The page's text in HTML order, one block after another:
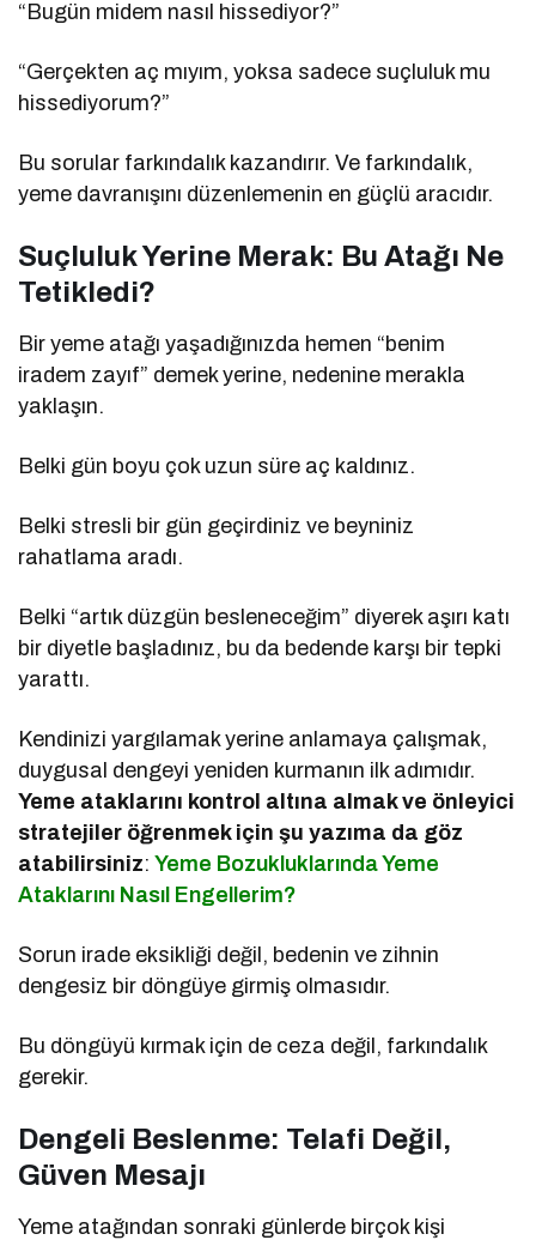
“Bugün midem nasıl hissediyor?”
“Gerçekten aç mıyım, yoksa sadece suçluluk mu
hissediyorum?”
Bu sorular farkındalık kazandırır. Ve farkındalık,
yeme davranışını düzenlemenin en güçlü aracıdır.
Suçluluk Yerine Merak: Bu Atağı Ne
Tetikledi?
Bir yeme atağı yaşadığınızda hemen “benim
iradem zayıf” demek yerine, nedenine merakla
yaklaşın.
Belki gün boyu çok uzun süre aç kaldınız.
Belki stresli bir gün geçirdiniz ve beyniniz
rahatlama aradı.
Belki “artık düzgün besleneceğim” diyerek aşırı katı
bir diyetle başladınız, bu da bedende karşı bir tepki
yarattı.
Kendinizi yargılamak yerine anlamaya çalışmak,
duygusal dengeyi yeniden kurmanın ilk adımıdır.
Yeme ataklarını kontrol altına almak ve önleyici
stratejiler öğrenmek için şu yazıma da göz
atabilirsiniz:Yeme Bozukluklarında Yeme
Ataklarını Nasıl Engellerim?
Sorun irade eksikliği değil, bedenin ve zihnin
dengesiz bir döngüye girmiş olmasıdır.
Bu döngüyü kırmak için de ceza değil, farkındalık
gerekir.
Dengeli Beslenme: Telafi Değil,
Güven Mesajı
Yeme atağından sonraki günlerde birçok kişi